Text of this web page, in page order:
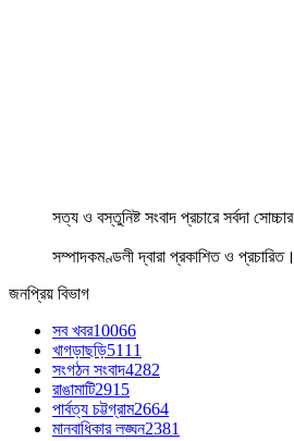
সত্য ও বস্তুনিষ্ট সংবাদ প্রচারে সর্বদা সোচ্চার
সম্পাদকমণ্ডলী দ্বারা প্রকাশিত ও প্রচারিত।
জনপ্রিয় বিভাগ
সব খবর10066
খাগড়াছড়ি5111
সংগঠন সংবাদ4282
রাঙামাটি2915
পার্বত্য চট্টগ্রাম2664
মানবাধিকার লঙ্ঘন2381